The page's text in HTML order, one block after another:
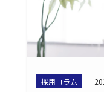
採用コラム